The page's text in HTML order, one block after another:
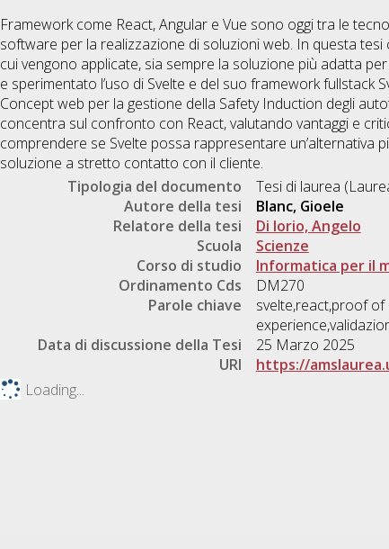
Framework come React, Angular e Vue sono oggi tra le
software per la realizzazione di soluzioni web. In questa
cui vengono applicate, sia sempre la soluzione più adatta
e sperimentato l’uso di Svelte e del suo framework fullstack
Concept web per la gestione della Safety Induction degli
concentra sul confronto con React, valutando vantaggi e
comprendere se Svelte possa rappresentare
soluzione a stretto contatto con il cliente.
Tipologia del documento
Tesi di laurea
Autore della tesi
Blanc, Gioele
Relatore della tesi
Di Iorio, Angelo
Scuola
Scienze
Corso di studio
Informatica per il
Ordinamento Cds
DM270
Parole chiave
svelte,react,proof
Data di discussione della Tesi
25 Marzo 2025
URI
https://
Loading...